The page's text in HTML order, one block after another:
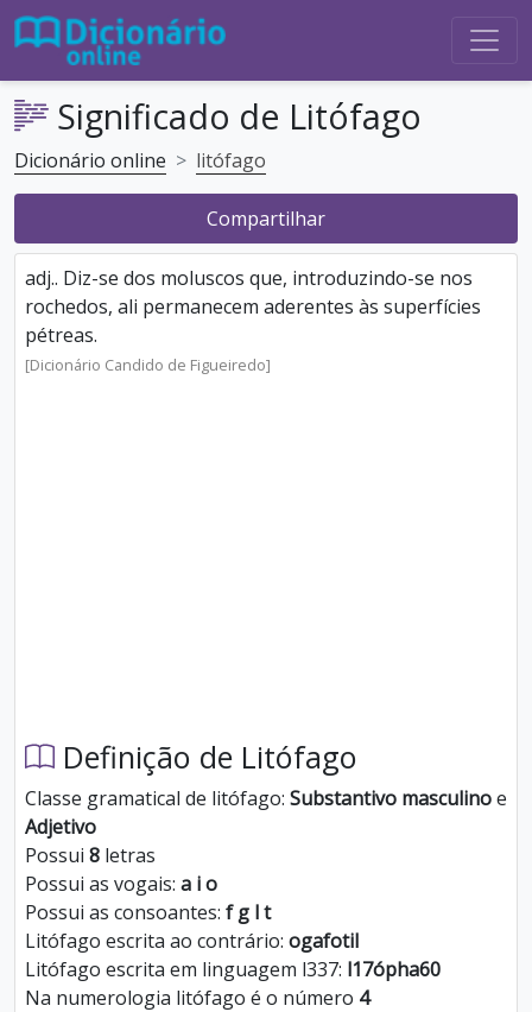
Significado de Litófago
Dicionário online litófago
Compartilhar
adj.. Diz-se dos moluscos que, introduzindo-se nos
rochedos, ali permanecem aderentes às superfícies
pétreas.
[Dicionário Candido de Figueiredo]
Definição de Litófago
Classe gramatical de litófago: Substantivo masculinoe
Adjetivo
Possui 8 letras
Possui as vogais: a i o
Possui as consoantes: f g l t
Litófago escrita ao contrário: ogafotil
Litófago escrita em linguagem l337: l17ópha60
Na numerologia litófago é o número 4